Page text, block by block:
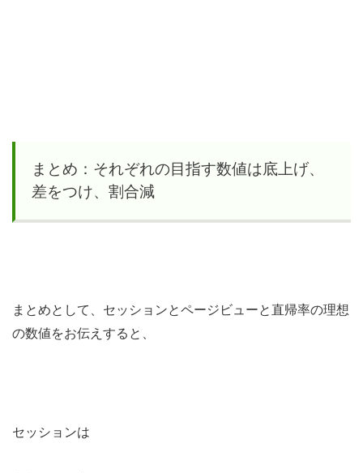
まとめ：それぞれの目指す数値は底上げ、
差をつけ、割合減
まとめとして、セッションとページビューと直帰率の理想
の数値をお伝えすると、
セッションは